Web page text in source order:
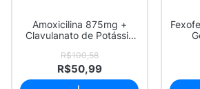
Amoxicilina 875mg +
Clavulanato de Potássio
R$100,58
R$50,99